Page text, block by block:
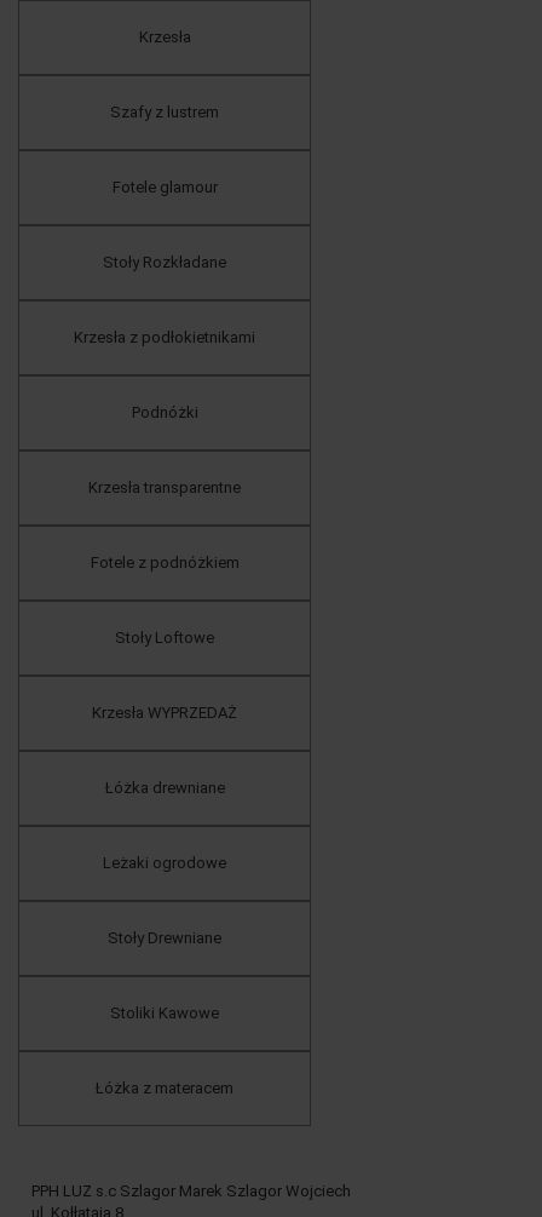
Krzesła
Szafy z lustrem
Fotele glamour
Stoły Rozkładane
Krzesła z podłokietnikami
Podnóżki
Krzesła transparentne
Fotele z podnóżkiem
Stoły Loftowe
Krzesła WYPRZEDAŻ
Łóżka drewniane
Leżaki ogrodowe
Stoły Drewniane
Stoliki Kawowe
Łóżka z materacem
PPH LUZ s.c Szlagor Marek Szlagor Wojciech
ul. Kołłątaja 8,